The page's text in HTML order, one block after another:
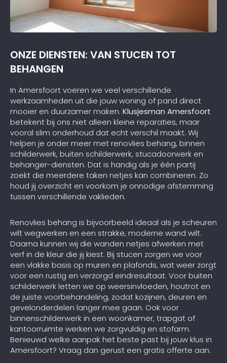
ONZE DIENSTEN: VAN STUCEN TOT
BEHANGEN
In Amersfoort voeren we veel verschillende
werkzaamheden uit die jouw woning of pand direct
mooier en duurzamer maken. Klusjesman Amersfoort
betekent bij ons niet alleen kleine reparaties, maar
vooral slim onderhoud dat echt verschil maakt. Wij
helpen je onder meer met renovlies behang, binnen
schilderwerk, buiten schilderwerk, stucadoorwerk en
behanger-diensten. Dat is handig als je één partij
zoekt die meerdere taken netjes kan combineren. Zo
houd jij overzicht en voorkom je onnodige afstemming
tussen verschillende vaklieden.
Renovlies behang is bijvoorbeeld ideaal als je scheuren
wilt wegwerken en een strakke, moderne wand wilt.
Daarna kunnen wij die wanden netjes afwerken met
verf in de kleur die jij kiest. Bij stucen zorgen we voor
een vlakke basis op muren en plafonds, wat weer zorgt
voor een rustig en verzorgd eindresultaat. Voor buiten
schilderwerk letten we op weersinvloeden, houtrot en
de juiste voorbehandeling, zodat kozijnen, deuren en
gevelonderdelen langer mee gaan. Ook voor
binnenschilderwerk in een woonkamer, trapgat of
kantoorruimte werken we zorgvuldig en stofarm.
Benieuwd welke aanpak het beste past bij jouw klus in
Amersfoort? Vraag dan gerust een gratis offerte aan.